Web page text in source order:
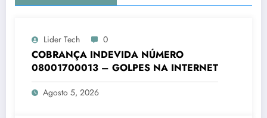
Lider Tech 0
COBRANÇA INDEVIDA NÚMERO
08001700013 – GOLPES NA INTERNET
Agosto 5, 2026